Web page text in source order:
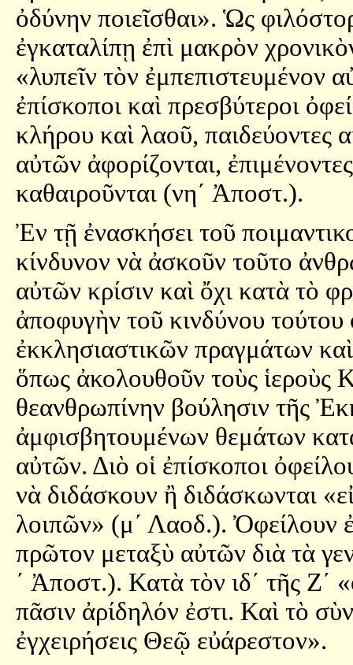
ὀδύνην ποιεῖσθαι». Ὡς
ἐγκαταλίπῃ ἐπὶ μακρὸν
«λυπεῖν τὸν ἐμπεπιστευμένον
ἐπίσκοποι καὶ πρεσβύτεροι
κλήρου καὶ λαοῦ, παιδεύοντες
αὐτῶν ἀφορίζονται,
καθαιροῦνται (νη´ Ἀποστ.).
Ἐν τῇ ἐνασκήσει τοῦ
κίνδυνον νὰ ἀσκοῦν τοῦτο
αὐτῶν κρίσιν καὶ ὄχι κατὰ τὸ
ἀποφυγὴν τοῦ κινδύνου τούτου
ἐκκλησιαστικῶν πραγμάτων
ὅπως ἀκολουθοῦν τοὺς ἱεροὺς
θεανθρωπίνην βούλησιν τῆς
ἀμφισβητουμένων θεμάτων
αὐτῶν. Διὸ οἱ ἐπίσκοποι
νὰ διδάσκουν ἢ διδάσκωνται
λοιπῶν» (μ´ Λαοδ.). Ὀφείλουν
πρῶτον μεταξὺ αὐτῶν διὰ τὰ
´ Ἀποστ.). Κατὰ τὸν ιδ´ τῆς Ζ´
πᾶσιν ἀρίδηλόν ἐστι. Καὶ τὸ
ἐγχειρήσεις Θεῷ εὐάρεστον».